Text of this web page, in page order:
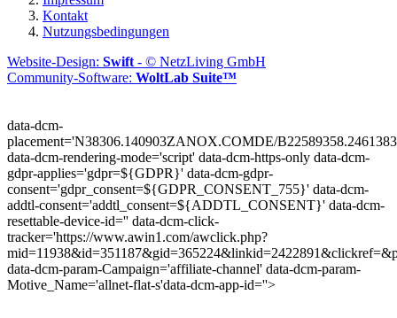
Kontakt
Nutzungsbedingungen
Website-Design: Swift - © NetzLiving GmbH
Community-Software: WoltLab Suite™
data-dcm-
placement='N38306.140903ZANOX.COMDE/
data-dcm-rendering-mode='script' data-dcm-https-only data-dcm-
gdpr-applies='gdpr=${GDPR}' data-dcm-gdpr-
consent='gdpr_consent=${GDPR_CONSENT_755}' data-dcm-
addtl-consent='addtl_consent=${ADDTL_CONSENT}' data-dcm-
resettable-device-id='' data-dcm-click-
tracker='https://www.awin1.com/awclick.php?
data-dcm-param-Campaign='affiliate-channel' data-dcm-param-
Motive_Name='allnet-flat-s'data-dcm-app-id=''>